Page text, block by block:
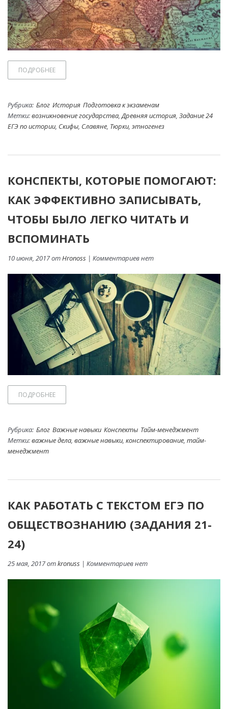
ПОДРОБНЕЕ
Рубрика: Блог История Подготовка к экзаменам
Метки:возникновение государства,Древняя история, Задание 24
ЕГЭ по истории, Скифы, Славяне, Тюрки, этногенез
КОНСПЕКТЫ, КОТОРЫЕ ПОМОГАЮТ:
КАК ЭФФЕКТИВНО ЗАПИСЫВАТЬ,
ЧТОБЫ БЫЛО ЛЕГКО ЧИТАТЬ И
ВСПОМИНАТЬ
10 июня, 2017 отHronoss | Комментариев нет
ПОДРОБНЕЕ
Рубрика: Блог Важные навыки Конспекты Тайм-менеджмент
Метки:важные дела, важные навыки, конспектирование, тайм-
менеджмент
КАК РАБОТАТЬ С ТЕКСТОМ ЕГЭ ПО
ОБЩЕСТВОЗНАНИЮ (ЗАДАНИЯ 21-
24)
25 мая, 2017 отkronuss | Комментариев нет